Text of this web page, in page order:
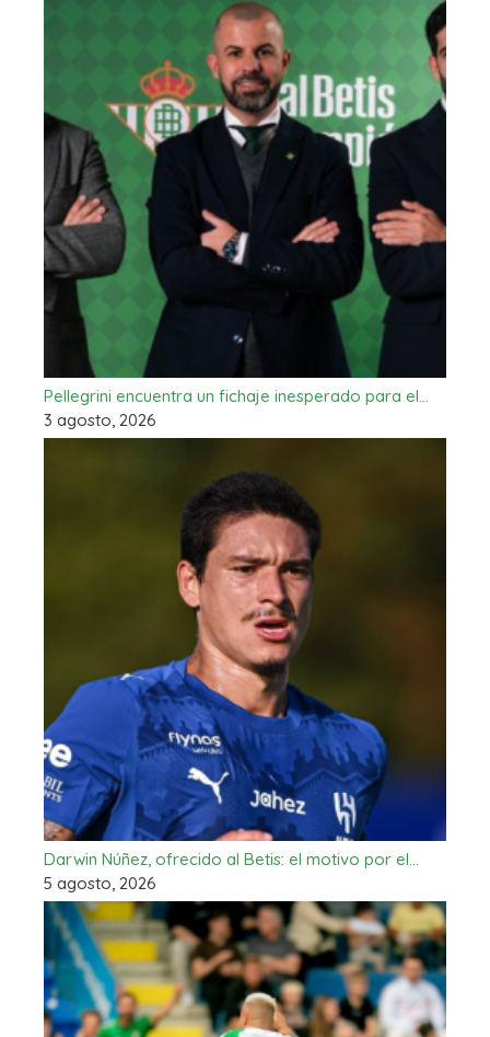
Pellegrini encuentra un fichaje inesperado para el…
3 agosto, 2026
Darwin Núñez, ofrecido al Betis: el motivo por el…
5 agosto, 2026